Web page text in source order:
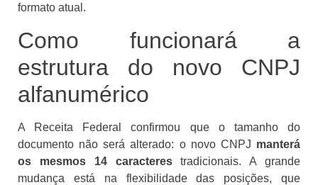
formato atual.
Como funcionará a
estrutura do novo CNPJ
alfanumérico
A Receita Federal confirmou que o tamanho do
documento não será alterado: o novo CNPJ manterá
os mesmos 14 caracterestradicionais. A grande
mudança está na flexibilidade das posições, que